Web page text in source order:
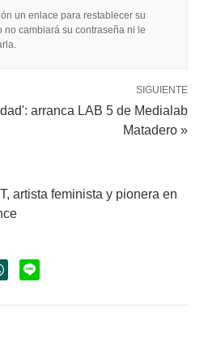
un enlace para restablecer su
no cambiará su contraseña ni le
SIGUIENTE
arranca LAB 5 de Medialab
Matadero »
artista feminista y pionera en